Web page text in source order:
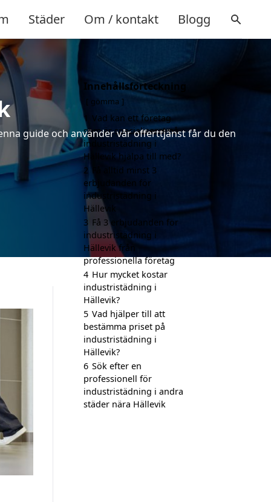
Städer Om / kontakt Blogg
guide och använder vår offerttjänst får du den
Innehållsförteckning
gömma
1 Vad kan ett företag
som är specialiserat på
industristädning i
Hällevik hjälpa till med?
2 Få alltid minst 3
erbjudanden för
industristädning i
Hällevik
3 Få 3 erbjudanden för
industristädning i
Hällevik från
professionella företag
4 Hur mycket kostar
industristädning i
Hällevik?
5 Vad hjälper till att
bestämma priset på
industristädning i
Hällevik?
6 Sök efter en
professionell för
industristädning i andra
städer nära Hällevik